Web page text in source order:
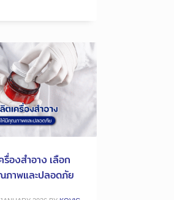
องสำอาง เลือก
ภาพและปลอดภัย